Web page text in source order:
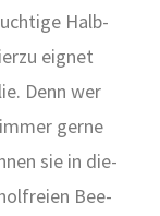
Halb­
eig­net
Denn wer
ger­ne
sie in die­
Bee­